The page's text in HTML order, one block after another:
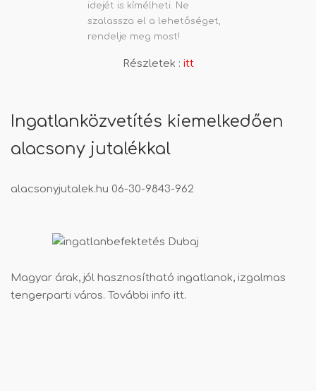
idejét is kímélheti. Ne
szalassza el a lehetőséget,
rendelje meg most!
Részletek : itt
Ingatlanközvetítés kiemelkedően
alacsony jutalékkal
alacsonyjutalek.hu 06-30-9843-962
Magyar árak, jól hasznosítható ingatlanok, izgalmas
tengerparti város. További info itt.